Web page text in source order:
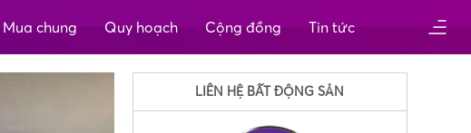
Mua chung Quy hoạch Cộng đồng Tin tức
LIÊN HỆ BẤT ĐỘNG SẢN